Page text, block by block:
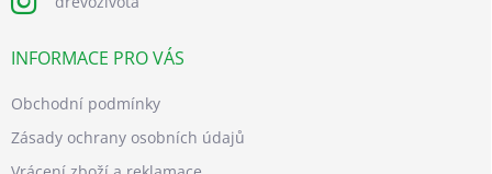
INFORMACE PRO VÁS
Obchodní podmínky
Zásady ochrany osobních údajů